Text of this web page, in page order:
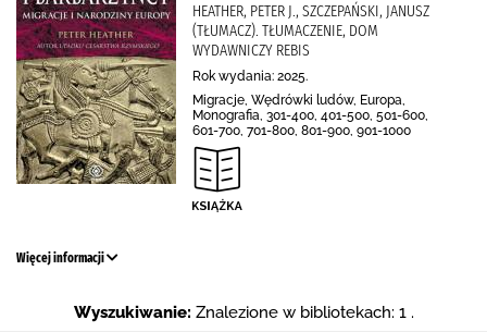
HEATHER, PETER J., SZCZEPAŃSKI, JANUSZ
(TŁUMACZ). TŁUMACZENIE, DOM
WYDAWNICZY REBIS
Rok wydania: 2025.
Migracje, Wędrówki ludów, Europa,
Monografia, 301-400, 401-500, 501-600,
601-700, 701-800, 801-900, 901-1000
Więcej informacji
Wyszukiwanie: Znalezione w bibliotekach: 1 .